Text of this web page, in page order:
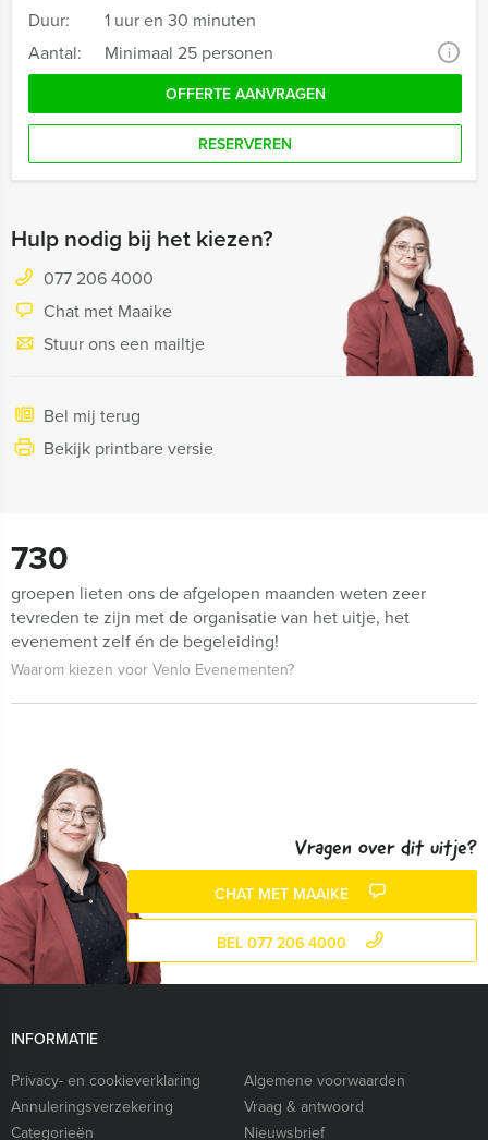
Duur:
1 uur en 30 minuten
Aantal:
Minimaal 25 personen i
OFFERTE AANVRAGEN
RESERVEREN
Hulp nodig bij het kiezen?
077 206 4000
Chat met Maaike
Stuur ons een mailtje
Bel mij terug
Bekijk printbare versie
730
groepen lieten ons de afgelopen maanden weten zeer
tevreden te zijn met de organisatie van het uitje, het
evenement zelf én de begeleiding!
Waarom kiezen voor Venlo Evenementen?
Vragen over dit uitje?
CHAT MET MAAIKE
BEL 077 206 4000
INFORMATIE
Privacy- en cookieverklaring
Algemene voorwaarden
Annuleringsverzekering
Vraag & antwoord
Categorieën
Nieuwsbrief